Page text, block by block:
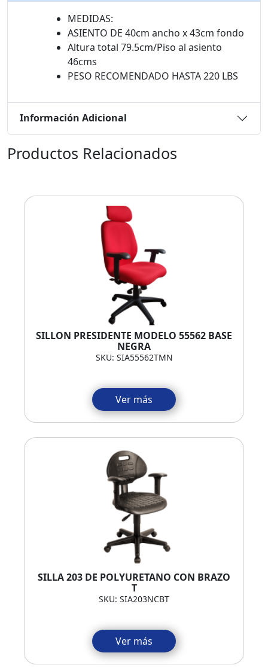
MEDIDAS:
ASIENTO DE 40cm ancho x 43cm fondo
Altura total 79.5cm/Piso al asiento
46cms
PESO RECOMENDADO HASTA 220 LBS
Información Adicional
Productos Relacionados
SILLON PRESIDENTE MODELO 55562 BASE
NEGRA
SKU: SIA55562TMN
Ver más
SILLA 203 DE POLYURETANO CON BRAZO
T
SKU: SIA203NCBT
Ver más